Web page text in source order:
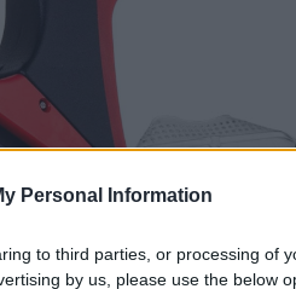
Personal Information
to third parties, or processing of
by us, please use the below